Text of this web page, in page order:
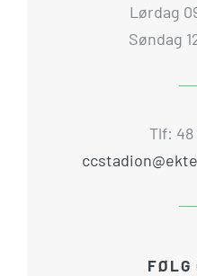
Lørdag
Søndag
Tlf: 48
FØLG